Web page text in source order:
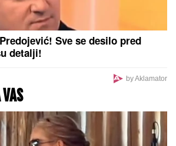
Sve se desilo pred
detalji!
by Aklamator